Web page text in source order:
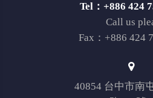
Tel：+886 424
Call us
Fax：+886 424
40854 台中市南